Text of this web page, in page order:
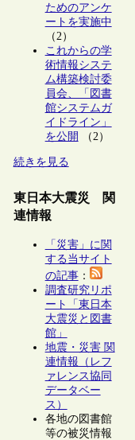
ためのアンケ
ートを実施中
（2）
これからの学
術情報システ
ム構築検討委
員会、「図書
館システムガ
イドライン」
を公開
（2）
続きを見る
東日本大震災 関
連情報
「災害」に関
する当サイト
の記事：
調査研究リポ
ート「東日本
大震災と図書
館」
地震・災害 関
連情報（レフ
ァレンス協同
データベー
ス）
各地の図書館
等の被災情報